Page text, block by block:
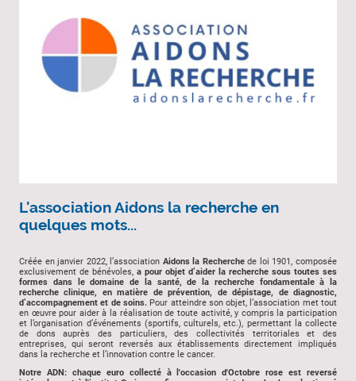
L'association Aidons la recherche en
quelques mots...
Créée en janvier 2022, l’association Aidons la Recherchede loi 1901, composée
exclusivement de bénévoles, a pour objet d’aider la recherche sous toutes ses
formes dans le domaine de la santé, de la recherche fondamentale à la
recherche clinique, en matière de prévention, de dépistage, de diagnostic,
d’accompagnement et de soins.Pour atteindre son objet, l’association met tout
en œuvre pour aider à la réalisation de toute activité, y compris la participation
et l’organisation d’événements (sportifs, culturels, etc.), permettant la collecte
de dons auprès des particuliers, des collectivités territoriales et des
entreprises, qui seront reversés aux établissements directement impliqués
dans la recherche et l’innovation contre le cancer.
Notre ADN: chaque euro collecté à l'occasion d'Octobre rose est reversé